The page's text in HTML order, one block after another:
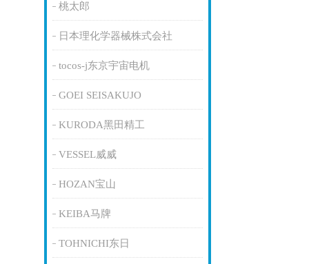
桃太郎
日本理化学器械株式会社
tocos-j东京宇宙电机
GOEI SEISAKUJO
KURODA黑田精工
VESSEL威威
HOZAN宝山
KEIBA马牌
TOHNICHI东日